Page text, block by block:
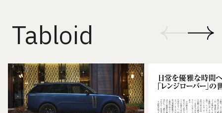
Tabloid